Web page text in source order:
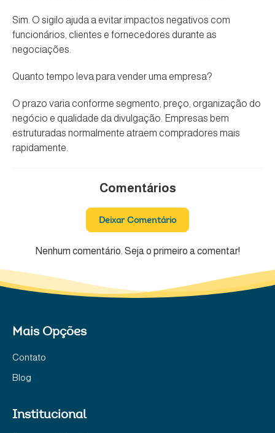
Sim. O sigilo ajuda a evitar impactos negativos com
funcionários, clientes e fornecedores durante as
negociações.
Quanto tempo leva para vender uma empresa?
O prazo varia conforme segmento, preço, organização do
negócio e qualidade da divulgação. Empresas bem
estruturadas normalmente atraem compradores mais
rapidamente.
Comentários
Deixar Comentário
Nenhum comentário. Seja o primeiro a comentar!
Mais Opções
Contato
Blog
Institucional